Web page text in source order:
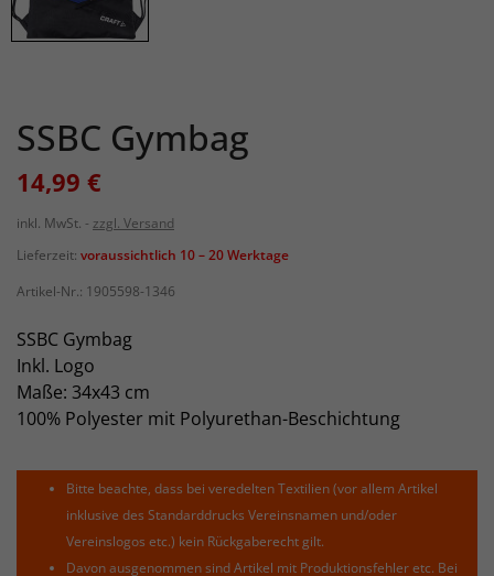
SSBC Gymbag
14,99 €
inkl. MwSt.
zzgl. Versand
Lieferzeit: voraussichtlich 10 – 20 Werktage
Artikel-Nr.: 1905598-1346
SSBC Gymbag
Inkl. Logo
Maße: 34x43 cm
100% Polyester mit Polyurethan-Beschichtung
Bitte beachte, dass bei veredelten Textilien (vor allem Artikel
inklusive des Standarddrucks Vereinsnamen und/oder
Vereinslogos etc.) kein Rückgaberecht gilt.
Davon ausgenommen sind Artikel mit Produktionsfehler etc. Bei